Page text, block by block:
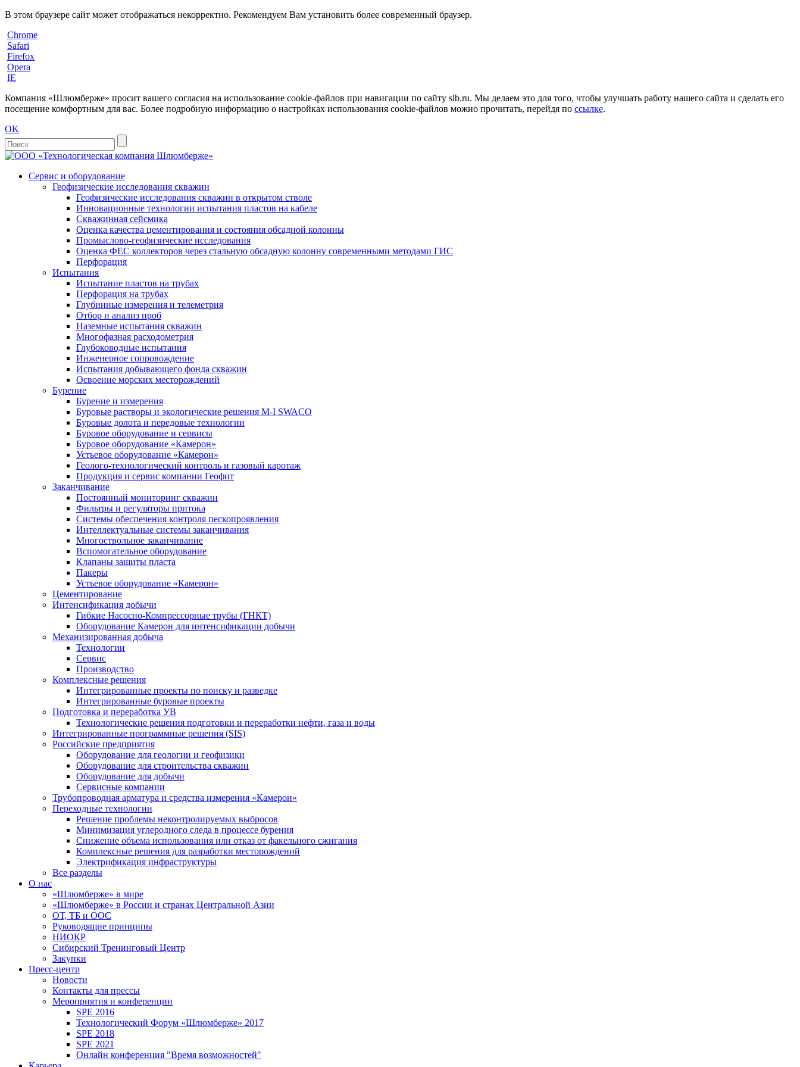
В этом браузере сайт может отображаться некорректно. Рекомендуем Вам установить более современный браузер.
Chrome
Safari
Firefox
Opera
IE
Компания «Шлюмберже» просит вашего согласия на использование cookie-файлов при навигации по сайту slb.ru. Мы делаем это для того, чтобы улучшать работу нашего сайта и сделать его
посещение комфортным для вас. Более подробную информацию о настройках использования cookie-файлов можно прочитать, перейдя по ссылке.
OK
Сервис и оборудование
Геофизические исследования скважин
Геофизические исследования скважин в открытом стволе
Инновационные технологии испытания пластов на кабеле
Скважинная сейсмика
Оценка качества цементирования и состояния обсадной колонны
Промыслово-геофизические исследования
Оценка ФЕС коллекторов через стальную обсадную колонну современными методами ГИС
Перфорация
Испытания
Испытание пластов на трубах
Перфорация на трубах
Глубинные измерения и телеметрия
Отбор и анализ проб
Наземные испытания скважин
Многофазная расходометрия
Глубоководные испытания
Инженерное сопровождение
Испытания добывающего фонда скважин
Освоение морских месторождений
Бурение
Бурение и измерения
Буровые растворы и экологические решения M-I SWACO
Буровые долота и передовые технологии
Буровое оборудование и сервисы
Буровое оборудование «Камерон»
Устьевое оборудование «Камерон»
Геолого-технологический контроль и газовый каротаж
Продукция и сервис компании Геофит
Заканчивание
Постоянный мониторинг скважин
Фильтры и регуляторы притока
Cистемы обеспечения контроля пескопроявления
Интеллектуальные системы заканчивания
Многоствольное заканчивание
Вспомогательное оборудование
Клапаны защиты пласта
Пакеры
Устьевое оборудование «Камерон»
Цементирование
Интенсификация добычи
Гибкие Насосно-Компрессорные трубы (ГНКТ)
Оборудование Камерон для интенсификации добычи
Механизированная добыча
Технологии
Сервис
Производство
Комплексные решения
Интегрированные проекты по поиску и разведке
Интегрированные буровые проекты
Подготовка и переработка УВ
Технологические решения подготовки и переработки нефти, газа и воды
Интегрированные программные решения (SIS)
Российские предприятия
Оборудование для геологии и геофизики
Оборудование для строительства скважин
Оборудование для добычи
Сервисные компании
Трубопроводная арматура и средства измерения «Камерон»
Переходные технологии
Решение проблемы неконтролируемых выбросов
Минимизация углеродного следа в процессе бурения
Снижение объема использования или отказ от факельного сжигания
Комплексные решения для разработки месторождений
Электрификация инфраструктуры
Все разделы
О нас
«Шлюмберже» в мире
«Шлюмберже» в России и странах Центральной Азии
ОТ, ТБ и ООС
Руководящие принципы
НИОКР
Сибирский Тренинговый Центр
Закупки
Пресс-центр
Новости
Контакты для прессы
Мероприятия и конференции
SPE 2016
Технологический Форум «Шлюмберже» 2017
SPE 2018
SPE 2021
Онлайн конференция "Время возможностей"